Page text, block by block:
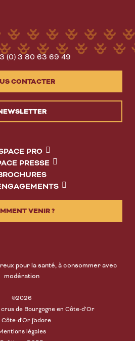
(0) 3 80 63 69 49
CONTACTER
PRO
PRESSE
VENIR ?
pour la santé, à consommer avec
modération
©2026
de Bourgogne en Côte-d’Or
Côte-d'Or j'adore
légales